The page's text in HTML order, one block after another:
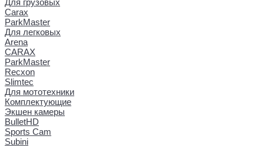
Carax
ParkMaster
Для легковых
Arena
CARAX
ParkMaster
Recxon
Slimtec
Для мототехники
Комплектующие
Экшен камеры
BulletHD
Sports Cam
Subini